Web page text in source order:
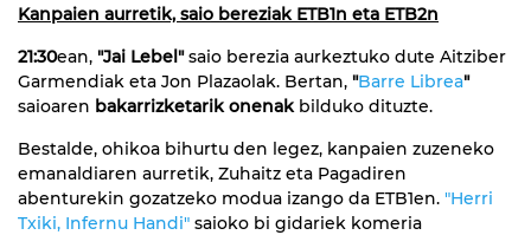
Kanpaien aurretik, saio bereziak ETB1n eta ETB2n
21:30ean, "Jai Lebel"saio berezia aurkeztuko dute Aitziber
Garmendiak eta Jon Plazaolak. Bertan, "Barre Librea"
saioaren bakarrizketarik onenak bilduko dituzte.
Bestalde, ohikoa bihurtu den legez, kanpaien zuzeneko
emanaldiaren aurretik, Zuhaitz eta Pagadiren
abenturekin gozatzeko modua izango da ETB1en. "Herri
Txiki, Infernu Handi" saioko bi gidariek komeria